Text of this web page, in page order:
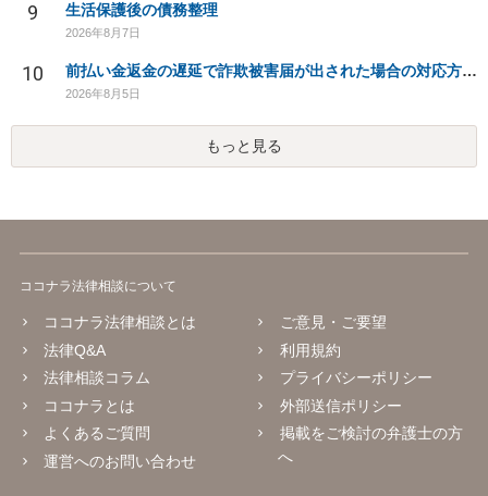
9 生活保護後の債務整理
2026年8月7日
10 前払い金返金の遅延で詐欺被害届が出された場合の対応方法は？
2026年8月5日
もっと見る
ココナラ法律相談について
ココナラ法律相談とは
法律Q&A
法律相談コラム
ココナラとは
よくあるご質問
運営へのお問い合わせ
ご意見・ご要望
利用規約
プライバシーポリシー
外部送信ポリシー
掲載をご検討の弁護士の方
へ